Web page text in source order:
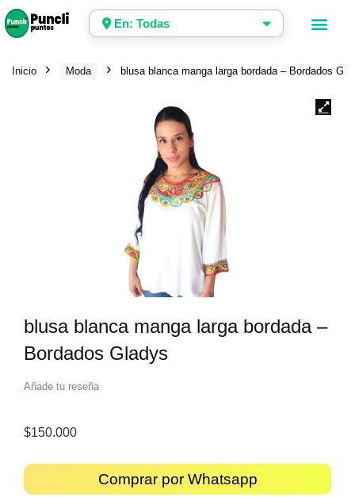
En: Todas
Inicio Moda blusa blanca manga larga bordada – Bordados
blusa blanca manga larga bordada –
Bordados Gladys
Añade tu reseña
$150.000
Comprar por Whatsapp